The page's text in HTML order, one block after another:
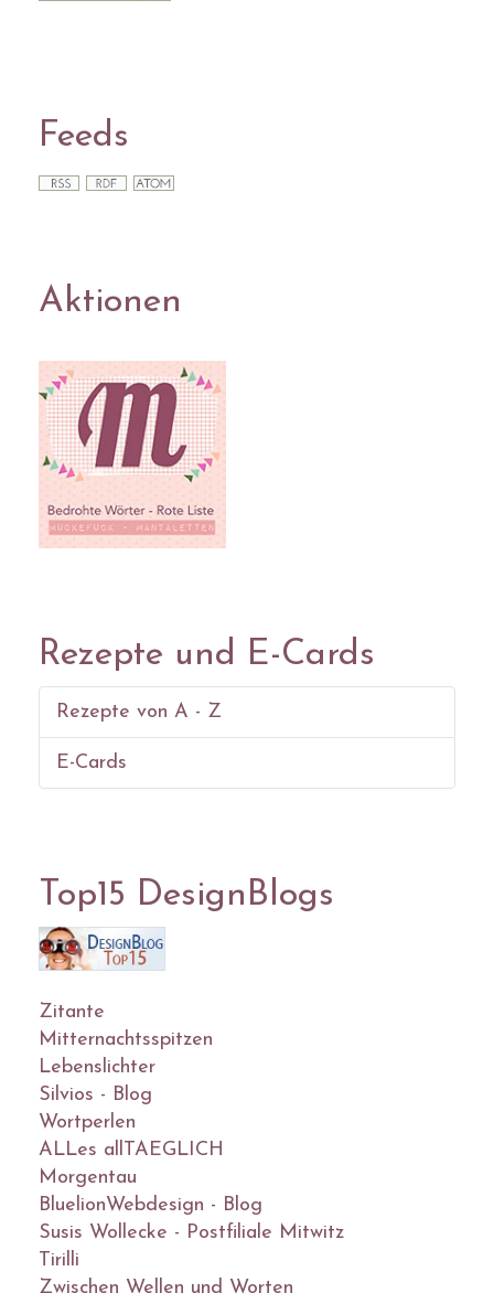
Feeds
Aktionen
Rezepte und E-Cards
Rezepte von A - Z
E-Cards
Top15 DesignBlogs
Zitante
Mitternachtsspitzen
Lebenslichter
Silvios - Blog
Wortperlen
ALLes allTAEGLICH
Morgentau
BluelionWebdesign - Blog
Susis Wollecke - Postfiliale Mitwitz
Tirilli
Zwischen Wellen und Worten